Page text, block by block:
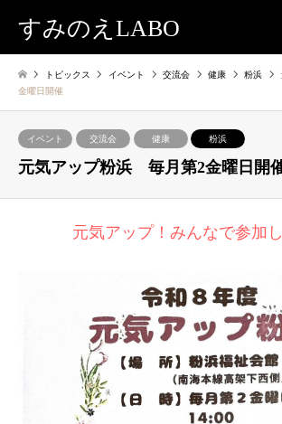
すみのえLABO
トピックス イベント 交流会 健康 粉浜
金曜日開催
イベント 交流会 健康 粉浜
元気アップ粉浜 毎月第2金曜日開
元気アップ！みんなで参加し